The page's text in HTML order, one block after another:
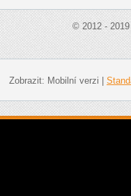
© 2012 -
Zobrazit: Mobilní verzi